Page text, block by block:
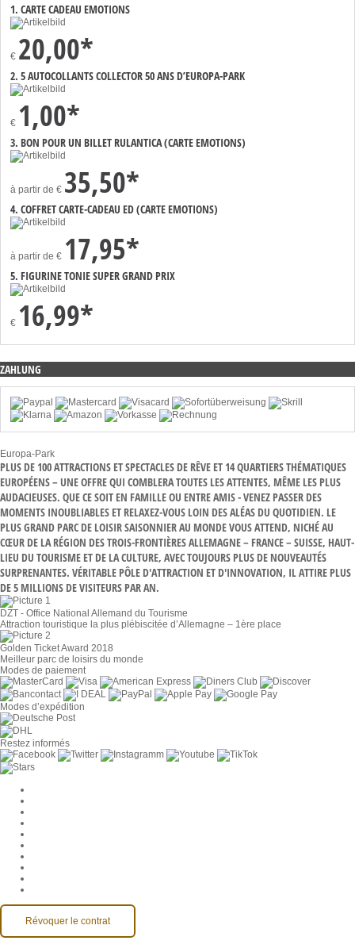
1. CARTE CADEAU EMOTIONS
€ 20,00*
2. 5 AUTOCOLLANTS COLLECTOR 50 ANS D’EUROPA-PARK
€ 1,00*
3. BON POUR UN BILLET RULANTICA (CARTE EMOTIONS)
à partir de € 35,50*
4. COFFRET CARTE-CADEAU ED (CARTE EMOTIONS)
à partir de € 17,95*
5. FIGURINE TONIE SUPER GRAND PRIX
€ 16,99*
ZAHLUNG
Europa-Park
PLUS DE 100 ATTRACTIONS ET SPECTACLES DE RÊVE ET 14 QUARTIERS THÉMATIQUES
EUROPÉENS – UNE OFFRE QUI COMBLERA TOUTES LES ATTENTES, MÊME LES PLUS
AUDACIEUSES. QUE CE SOIT EN FAMILLE OU ENTRE AMIS - VENEZ PASSER DES
MOMENTS INOUBLIABLES ET RELAXEZ-VOUS LOIN DES ALÉAS DU QUOTIDIEN. LE
PLUS GRAND PARC DE LOISIR SAISONNIER AU MONDE VOUS ATTEND, NICHÉ AU
CŒUR DE LA RÉGION DES TROIS-FRONTIÈRES ALLEMAGNE – FRANCE – SUISSE, HAUT-
LIEU DU TOURISME ET DE LA CULTURE, AVEC TOUJOURS PLUS DE NOUVEAUTÉS
SURPRENANTES. VÉRITABLE PÔLE D'ATTRACTION ET D'INNOVATION, IL ATTIRE PLUS
DE 5 MILLIONS DE VISITEURS PAR AN.
DZT - Office National Allemand du Tourisme
Attraction touristique la plus plébiscitée d’Allemagne – 1ère place
Golden Ticket Award 2018
Meilleur parc de loisirs du monde
Modes de paiement
Modes d’expédition
Restez informés
Révoquer le contrat